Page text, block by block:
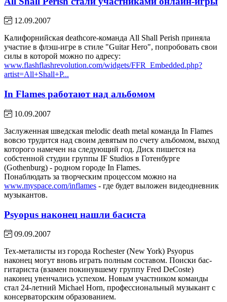
12.09.2007
Калифорнийская deathcore-команда All Shall Perish приняла
участие в флэш-игре в стиле "Guitar Hero", попробовать свои
силы в которой можно по адресу:
www.flashflashrevolution.com/widgets/FFR_Embedded.php?
artist=All+Shall+P...
In Flames работают над альбомом
10.09.2007
Заслуженная шведская melodic death metal команда In Flames
вовсю трудится над своим девятым по счету альбомом, выход
которого намечен на следующий год. Диск пишется на
собстенной студии группы IF Studios в Готенбурге
(Gothenburg) - родном городе In Flames.
Понаблюдать за творческим процессом можно на
www.myspace.com/inflames - где будет выложен видеодневник
музыкантов.
Psyopus наконец нашли басиста
09.09.2007
Тех-металисты из города Rochester (New York) Psyopus
наконец могут вновь играть полным составом. Поиски бас-
гитариста (взамен покинувшему группу Fred DeCoste)
наконец увенчались успехом. Новым участником команды
стал 24-летний Michael Horn, профессиональный музыкант с
консерваторским образованием.